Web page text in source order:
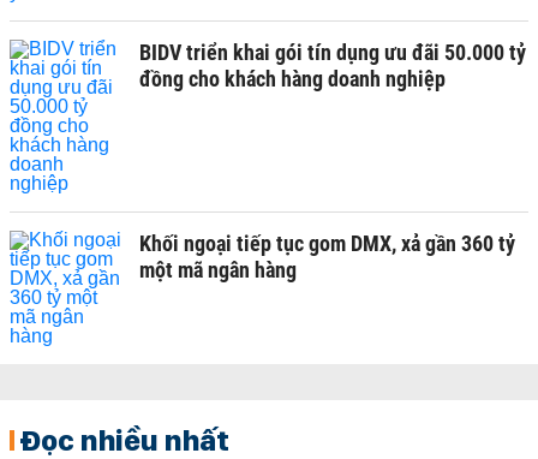
BIDV triển khai gói tín dụng ưu đãi 50.000 tỷ
đồng cho khách hàng doanh nghiệp
Khối ngoại tiếp tục gom DMX, xả gần 360 tỷ
một mã ngân hàng
Đọc nhiều nhất